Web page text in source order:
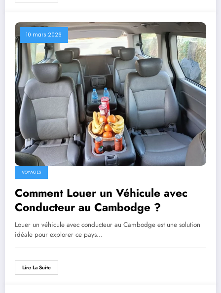
10 mars 2026
VOYAGES
Comment Louer un Véhicule avec
Conducteur au Cambodge ?
Louer un véhicule avec conducteur au Cambodge est une solution
idéale pour explorer ce pays…
Lire La Suite